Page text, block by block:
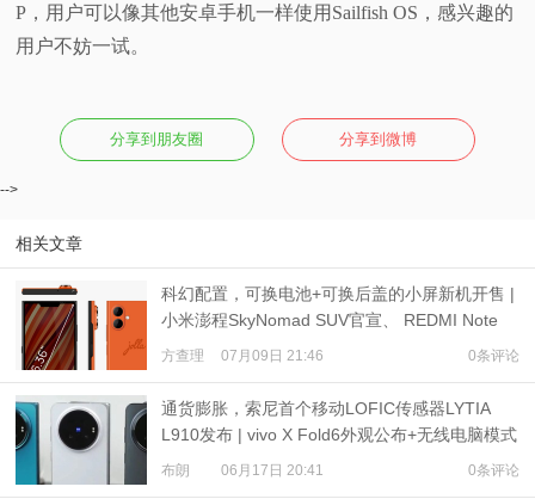
P，用户可以像其他安卓手机一样使用Sailfish OS，感兴趣的
用户不妨一试。
分享到朋友圈 分享到微博
-->
相关文章
科幻配置，可换电池+可换后盖的小屏新机开售 |
小米澎程SkyNomad SUV官宣、 REDMI Note
17预热
方查理 07月09日 21:46 0条评论
通货膨胀，索尼首个移动LOFIC传感器LYTIA
L910发布 | vivo X Fold6外观公布+无线电脑模式
布朗 06月17日 20:41 0条评论